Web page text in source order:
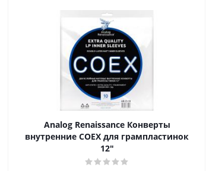
Analog Renaissance Конверты
внутренние COEX для грампластинок
12"